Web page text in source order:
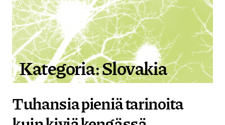
Kategoria:Slovakia
Tuhansia pieniä tarinoita